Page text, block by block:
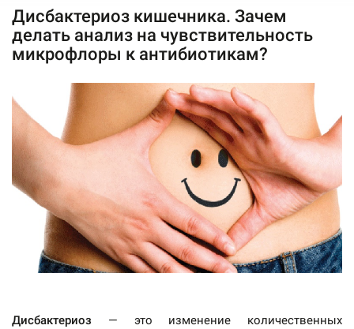
Дисбактериоз кишечника. Зачем
делать анализ на чувствительность
микрофлоры к антибиотикам?
Дисбактериоз — это изменение количественных